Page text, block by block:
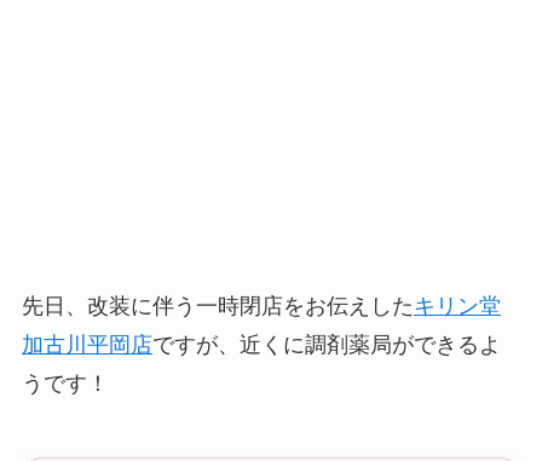
先日、改装に伴う一時閉店をお伝えしたキリン堂
加古川平岡店ですが、近くに調剤薬局ができるよ
うです！